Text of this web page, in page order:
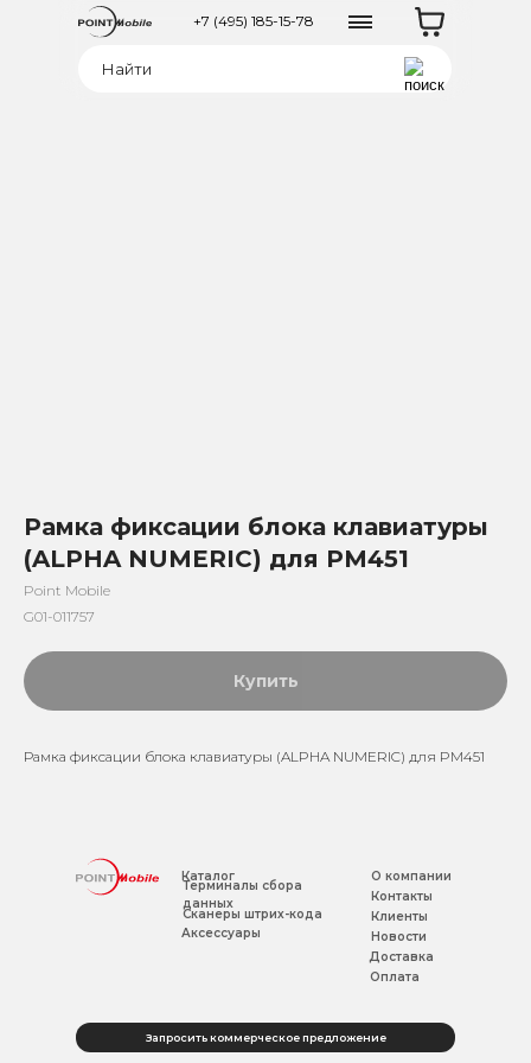
+7 (495) 185-15-78
Рамка фиксации блока клавиатуры
(ALPHA NUMERIC) для PM451
Point Mobile
G01-011757
Купить
Рамка фиксации блока клавиатуры (ALPHA NUMERIC) для PM451
Запросить коммерческое предложение
Каталог
Контакты
Новости
Оплата
Доставка
Клиенты
О компании
Аксессуары
Терминалы сбора
данных
Сканеры штрих-кода